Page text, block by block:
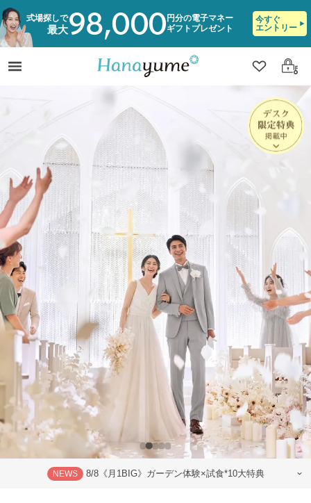
式場探しで
最大98,000 円分の電子マネー
ギフトプレゼント
今すぐ
エントリー
クリップ
ログ
NEWS 8/8《月1BIG》ガーデン体験×試食*10大特典